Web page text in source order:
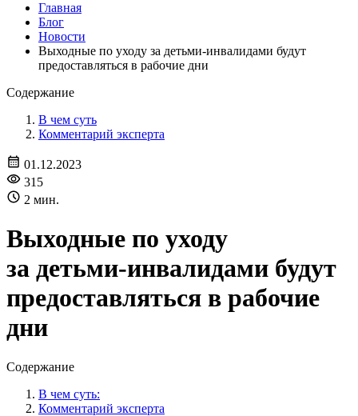
Главная
Блог
Новости
Выходные по уходу за детьми⁠-⁠инвалидами будут
предоставляться в рабочие дни
Содержание
В чем суть
Комментарий эксперта
01.12.2023
315
2 мин.
Выходные по уходу
за детьми⁠-⁠инвалидами будут
предоставляться в рабочие
дни
Содержание
В чем суть:
Комментарий эксперта